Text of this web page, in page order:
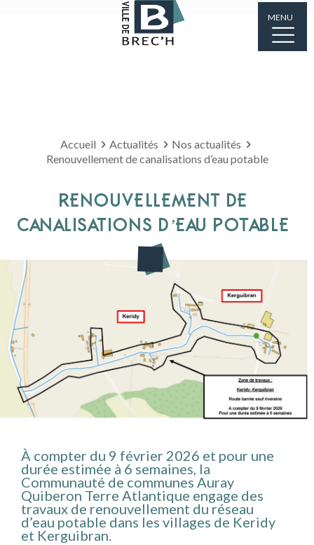
MENU
Accueil Actualités
Nos actualités
Renouvellement de canalisations d’eau potable
RENOUVELLEMENT DE
CANALISATIONS D’EAU POTABLE
À compter du 9 février 2026 et pour une
durée estimée à 6 semaines, la
Communauté de communes Auray
Quiberon Terre Atlantique engage des
travaux de renouvellement du réseau
d’eau potable dans les villages de Keridy
et Kerguibran.